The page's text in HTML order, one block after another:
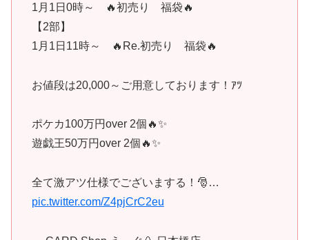
1月1日0時～ 🔥初売り 福袋🔥
【2部】
1月1日11時～ 🔥Re.初売り 福袋🔥
お値段は20,000～ご用意しております！ｱﾂ
ポケカ100万円over 2個🔥✨
遊戯王50万円over 2個🔥✨
全て激アツ仕様でございまする！🎅…
pic.twitter.com/Z4pjCrC2eu